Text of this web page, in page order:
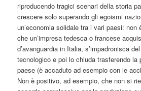
riproducendo tragici scenari della storia
crescere solo superando gli egoismi
un’economia solidale tra i vari paesi: non
che un’impresa tedesca o francese
d’avanguardia in Italia, s’impadronisca
tecnologico e poi lo chiuda trasferendo la
paese (è accaduto ad esempio con le
Non è positivo, ad esempio, che non si